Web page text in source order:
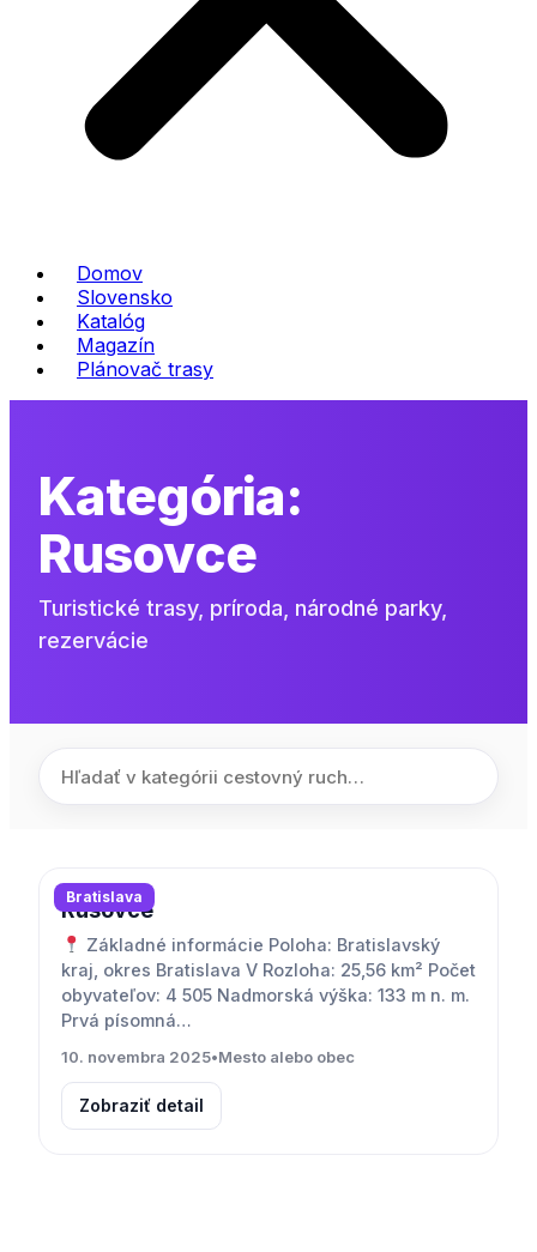
Domov
Slovensko
Katalóg
Magazín
Plánovač trasy
Kategória:
Rusovce
Turistické trasy, príroda, národné parky,
rezervácie
Bratislava
Rusovce
Základné informácie Poloha: Bratislavský
kraj, okres Bratislava V Rozloha: 25,56 km² Počet
obyvateľov: 4 505 Nadmorská výška: 133 m n. m.
Prvá písomná…
10. novembra 2025•Mesto alebo obec
Zobraziť detail